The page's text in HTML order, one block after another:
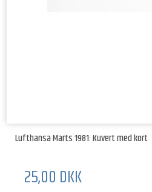
Lufthansa Marts 1981: Kuvert med kort
25,00 DKK